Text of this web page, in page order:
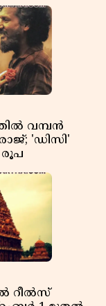
വമ്പൻ
'ഡിസി'
രൂപ
റീൽസ്